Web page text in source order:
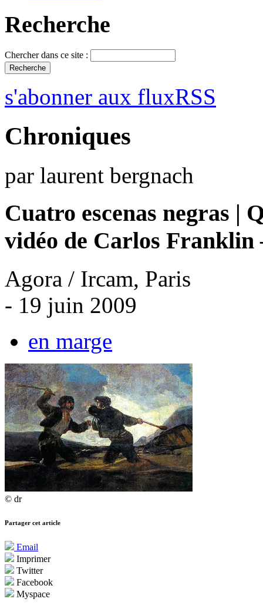
Recherche
Chercher dans ce site :
s'abonner aux fluxRSS
Chroniques
par laurent bergnach
Cuatro escenas negras |
vidéo de Carlos Franklin
Agora / Ircam, Paris
- 19 juin 2009
en marge
© dr
Partager cet article
Email
Imprimer
Twitter
Facebook
Myspace